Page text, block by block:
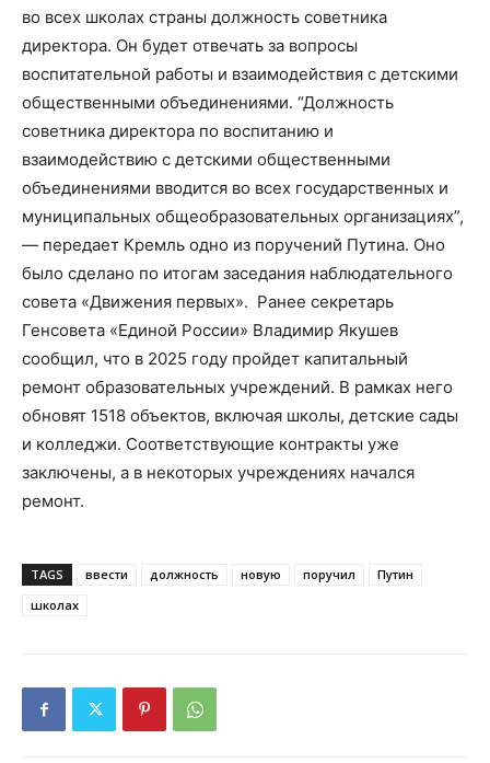
во всех школах страны должность советника
директора. Он будет отвечать за вопросы
воспитательной работы и взаимодействия с детскими
общественными объединениями. “Должность
советника директора по воспитанию и
взаимодействию с детскими общественными
объединениями вводится во всех государственных и
муниципальных общеобразовательных организациях”,
— передает Кремль одно из поручений Путина. Оно
было сделано по итогам заседания наблюдательного
совета «Движения первых». Ранее секретарь
Генсовета «Единой России» Владимир Якушев
сообщил, что в 2025 году пройдет капитальный
ремонт образовательных учреждений. В рамках него
обновят 1518 объектов, включая школы, детские сады
и колледжи. Соответствующие контракты уже
заключены, а в некоторых учреждениях начался
ремонт.
TAGS ввести должность новую поручил
Путин
школах